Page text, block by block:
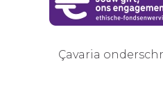
Çavaria